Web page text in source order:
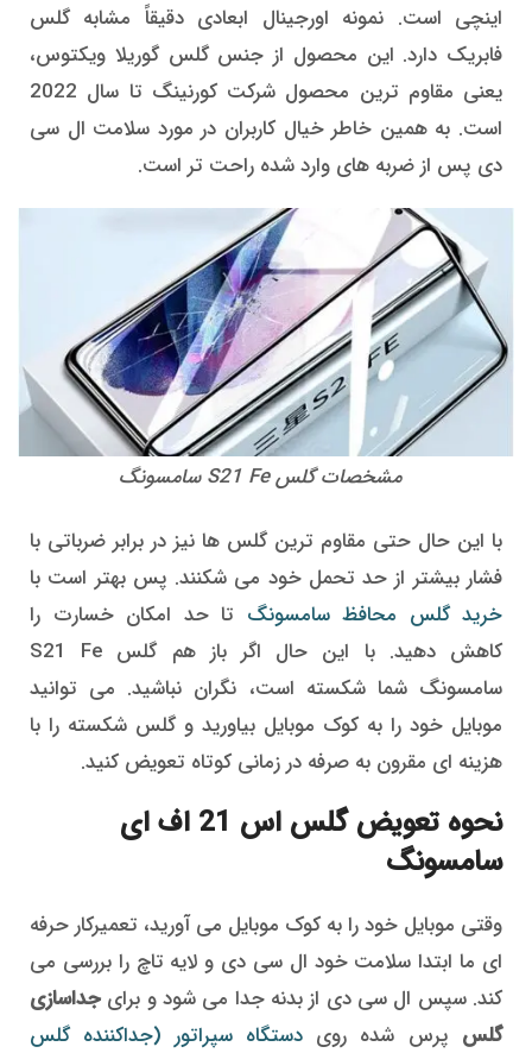
اینچی است. نمونه اورجینال ابعادی دقیقاً مشابه گلس
فابریک دارد. این محصول از جنس گلس گوریلا ویکتوس،
یعنی مقاوم ترین محصول شرکت کورنینگ تا سال 2022
است. به همین خاطر خیال کاربران در مورد سلامت ال سی
دی پس از ضربه های وارد شده راحت تر است.
مشخصات گلس S21 Fe سامسونگ
با این حال حتی مقاوم ترین گلس ها نیز در برابر ضرباتی با
فشار بیشتر از حد تحمل خود می شکنند. پس بهتر است با
خرید گلس محافظ سامسونگ تا حد امکان خسارت را
کاهش دهید. با این حال اگر باز هم گلس S21 Fe
سامسونگ شما شکسته است، نگران نباشید. می توانید
موبایل خود را به کوک موبایل بیاورید و گلس شکسته را با
هزینه ای مقرون به صرفه در زمانی کوتاه تعویض کنید.
نحوه تعویض گلس اس 21 اف ای
سامسونگ
وقتی موبایل خود را به کوک موبایل می آورید، تعمیرکار حرفه
ای ما ابتدا سلامت خود ال سی دی و لایه تاچ را بررسی می
کند. سپس ال سی دی از بدنه جدا می شود و برای جداسازی
گلس پرس شده رویدستگاه سپراتور (جداکننده گلس